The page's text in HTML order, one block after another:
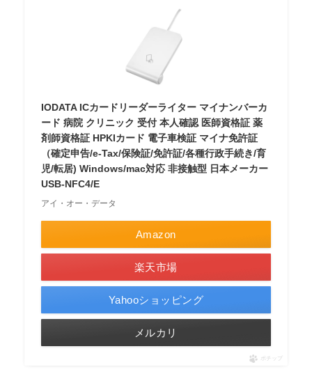
IODATA ICカードリーダーライター マイナンバーカ
ード 病院 クリニック 受付 本人確認 医師資格証 薬
剤師資格証 HPKIカード 電子車検証 マイナ免許証
（確定申告/e-Tax/保険証/免許証/各種行政手続き/育
児/転居) Windows/mac対応 非接触型 日本メーカー
USB-NFC4/E
アイ・オー・データ
Amazon
楽天市場
Yahooショッピング
メルカリ
ポチップ